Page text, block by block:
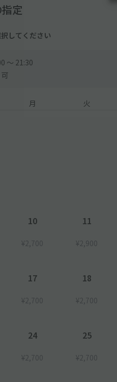
限により、トールワゴン・一部の
ツカーなどのタイヤ幅が広い車は
いて】
ご利用は出来ません。
定
してください
〜 21:30
月 火
10
¥2,700
11
¥2,900
17
¥2,700
18
¥2,700
24
¥2,700
25
¥2,700